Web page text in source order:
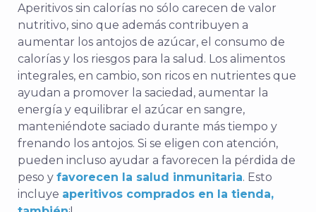
Aperitivos sin calorías no sólo carecen de valor
nutritivo, sino que además contribuyen a
aumentar los antojos de azúcar, el consumo de
calorías y los riesgos para la salud. Los alimentos
integrales, en cambio, son ricos en nutrientes que
ayudan a promover la saciedad, aumentar la
energía y equilibrar el azúcar en sangre,
manteniéndote saciado durante más tiempo y
frenando los antojos. Si se eligen con atención,
pueden incluso ayudar a favorecen la pérdida de
peso y favorecen la salud inmunitaria. Esto
incluye aperitivos comprados en la tienda,